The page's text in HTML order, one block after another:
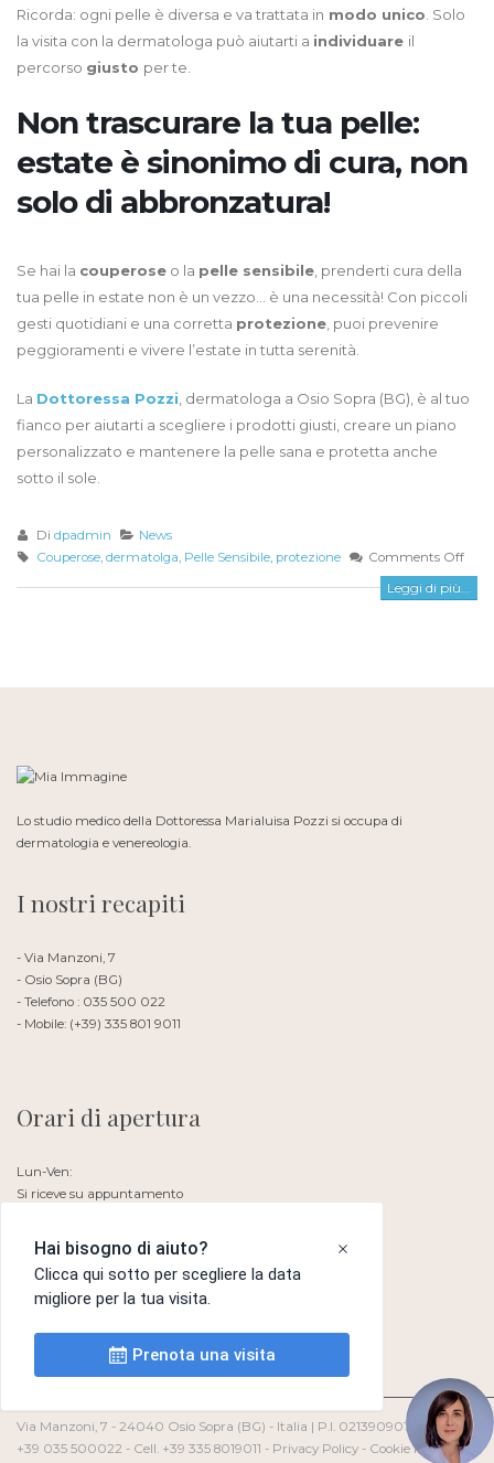
Ricorda: ogni pelle è diversa e va trattata in modo unico. Solo
la visita con la dermatologa può aiutarti a individuare il
percorso giusto per te.
Non trascurare la tua pelle:
estate è sinonimo di cura, non
solo di abbronzatura!
Se hai la couperose o la pelle sensibile, prenderti cura della
tua pelle in estate non è un vezzo… è una necessità! Con piccoli
gesti quotidiani e una corretta protezione, puoi prevenire
peggioramenti e vivere l’estate in tutta serenità.
La Dottoressa Pozzi, dermatologa a Osio Sopra (BG), è al tuo
fianco per aiutarti a scegliere i prodotti giusti, creare un piano
personalizzato e mantenere la pelle sana e protetta anche
sotto il sole.
Di dpadmin
News
Couperose, dermatolga, Pelle Sensibile, protezione Comments Off
Leggi di più...
Lo studio medico della Dottoressa Marialuisa Pozzi si occupa di
dermatologia e venereologia.
I nostri recapiti
- Via Manzoni, 7
- Osio Sopra (BG)
- Telefono : 035 500 022
- Mobile: (+39) 335 801 9011
Orari di apertura
Lun-Ven:
Si riceve su appuntamento
Via Manzoni, 7 - 24040 Osio Sopra (BG) - Italia | P.I. 02139090167 | Tel.
+39 035 500022 - Cell. +39 335 8019011 - Privacy Policy - Cookie Policy